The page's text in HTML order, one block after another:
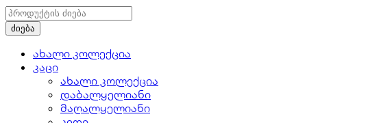
ახალი კოლექცია
კაცი
ახალი კოლექცია
დაბალყელიანი
მაღალყელიანი